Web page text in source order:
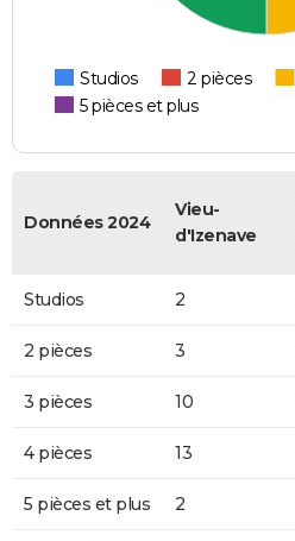
Studios 2 pièces
5 pièces et plus
Données 2024
Vieu-
d'Izenave
Studios 2
2 pièces 3
3 pièces 10
4 pièces 13
5 pièces et plus 2